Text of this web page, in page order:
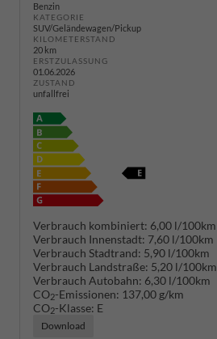
Benzin
KATEGORIE
SUV/Geländewagen/Pickup
KILOMETERSTAND
20 km
ERSTZULASSUNG
01.06.2026
ZUSTAND
unfallfrei
Verbrauch kombiniert: 6,00 l/100km
Verbrauch Innenstadt: 7,60 l/100km
Verbrauch Stadtrand: 5,90 l/100km
Verbrauch Landstraße: 5,20 l/100km
Verbrauch Autobahn: 6,30 l/100km
CO2-Emissionen: 137,00 g/km
CO2-Klasse: E
Download